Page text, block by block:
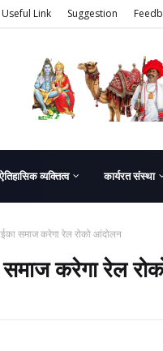
Useful Link Suggestion
ऐतिहासिक व्यक्तित्व कार्यरत संस्था
समाज करेगा रेल रोको आंदोलन
समाज करेगा रेल